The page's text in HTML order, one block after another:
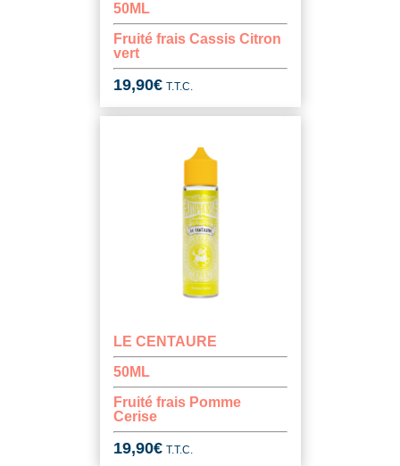
50ML
Fruité frais Cassis Citron
vert
19,90€ T.T.C.
LE CENTAURE
50ML
Fruité frais Pomme
Cerise
19,90€ T.T.C.